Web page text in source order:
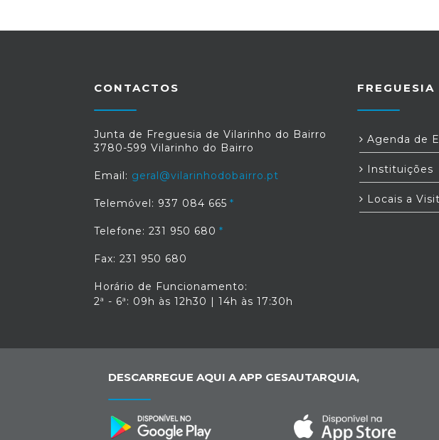
CONTACTOS
Junta de Freguesia de Vilarinho do Bairro
3780-599 Vilarinho do Bairro
Email: geral@vilarinhodobairro.pt
Telemóvel: 937 084 665
Telefone: 231 950 680
Fax: 231 950 680
Horário de Funcionamento:
2ª - 6ª: 09h às 12h30 | 14h às 17:30h
FREGUESIA
Agenda de
Instituições
Locais a
DESCARREGUE AQUI A APP GESAUTARQUIA,